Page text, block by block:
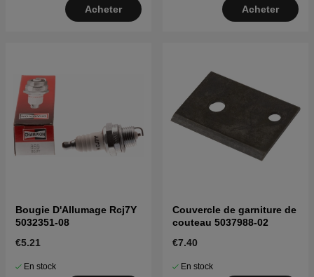
Acheter Acheter
Bougie D'Allumage Rcj7Y
5032351-08
€5.21
En stock
Couvercle de garniture de
couteau 5037988-02
€7.40
En stock